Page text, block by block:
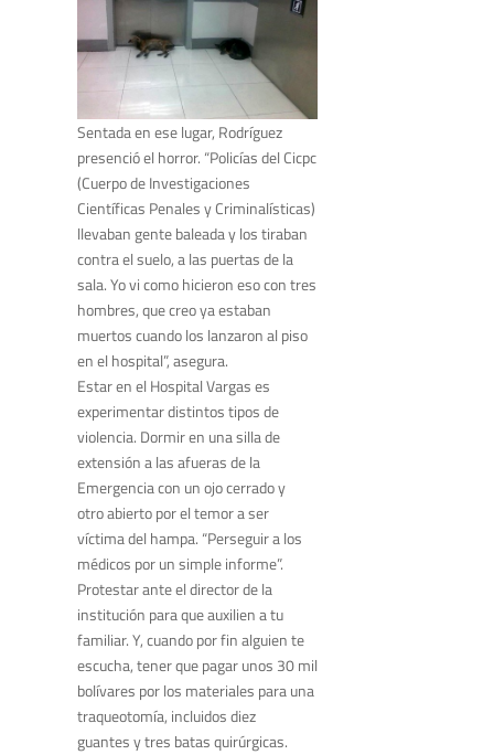
Sentada en ese lugar, Rodríguez
presenció el horror. “Policías del Cicpc
(Cuerpo de Investigaciones
Científicas Penales y Criminalísticas)
llevaban gente baleada y los tiraban
contra el suelo, a las puertas de la
sala. Yo vi como hicieron eso con tres
hombres, que creo ya estaban
muertos cuando los lanzaron al piso
en el hospital”, asegura.
Estar en el Hospital Vargas es
experimentar distintos tipos de
violencia. Dormir en una silla de
extensión a las afueras de la
Emergencia con un ojo cerrado y
otro abierto por el temor a ser
víctima del hampa. “Perseguir a los
médicos por un simple informe”.
Protestar ante el director de la
institución para que auxilien a tu
familiar. Y, cuando por fin alguien te
escucha, tener que pagar unos 30 mil
bolívares por los materiales para una
traqueotomía, incluidos diez
guantes y tres batas quirúrgicas.